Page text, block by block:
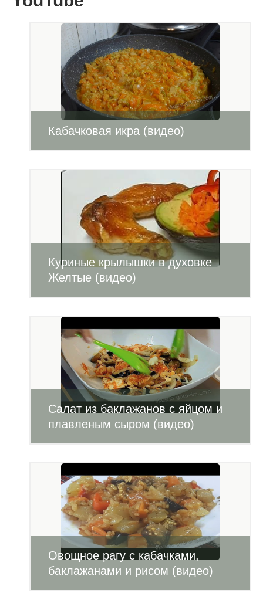
Кабачковая икра (видео)
Куриные крылышки в духовке
Желтые (видео)
Салат из баклажанов с яйцом и
плавленым сыром (видео)
Овощное рагу с кабачками,
баклажанами и рисом (видео)